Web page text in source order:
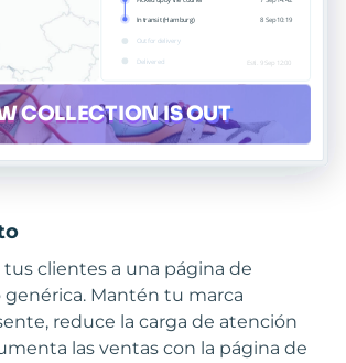
tus clientes a una página de
Mantén tu marca
reduce la carga de atención
las ventas con la página de